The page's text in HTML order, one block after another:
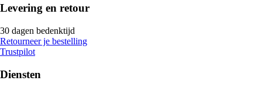
Levering en retour
30 dagen bedenktijd
Retourneer je bestelling
Trustpilot
Diensten